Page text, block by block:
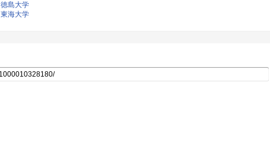
徳島大学
東海大学